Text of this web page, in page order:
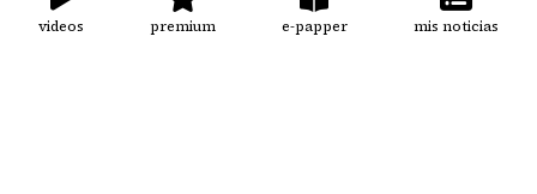
videos premium e-papper mis noticias